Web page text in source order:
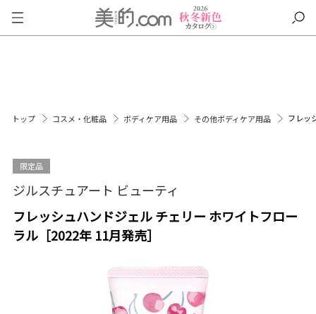
トップ コスメ・化粧品 ボディケア用品 その他ボディケア用品 フレッ
限定品
ジルスチュアート ビューティ
フレッシュハンドジェル チェリー ホワイトフロー
ラル［2022年 11月発売］